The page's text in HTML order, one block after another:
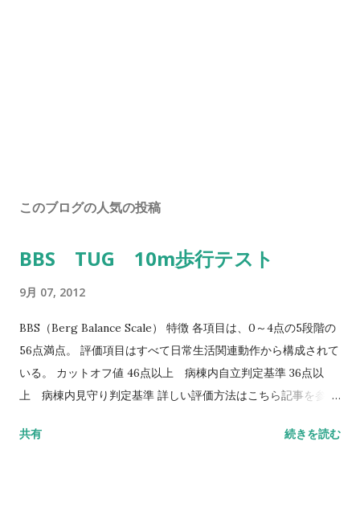
このブログの人気の投稿
BBS TUG 10m歩行テスト
9月 07, 2012
BBS（Berg Balance Scale） 特徴 各項目は、0～4点の5段階の
56点満点。 評価項目はすべて日常生活関連動作から構成されて
いる。 カットオフ値 46点以上 病棟内自立判定基準 36点以
上 病棟内見守り判定基準 詳しい評価方法はこちら記事を参照
TUG（Timed Up to Go）テスト 方法 肘掛つきの椅子から立
共有 続きを読む